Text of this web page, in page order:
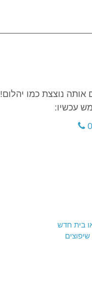
אותה נוצצת כמו יהלום!
עכשיו:
בית חדש
שיפוצים